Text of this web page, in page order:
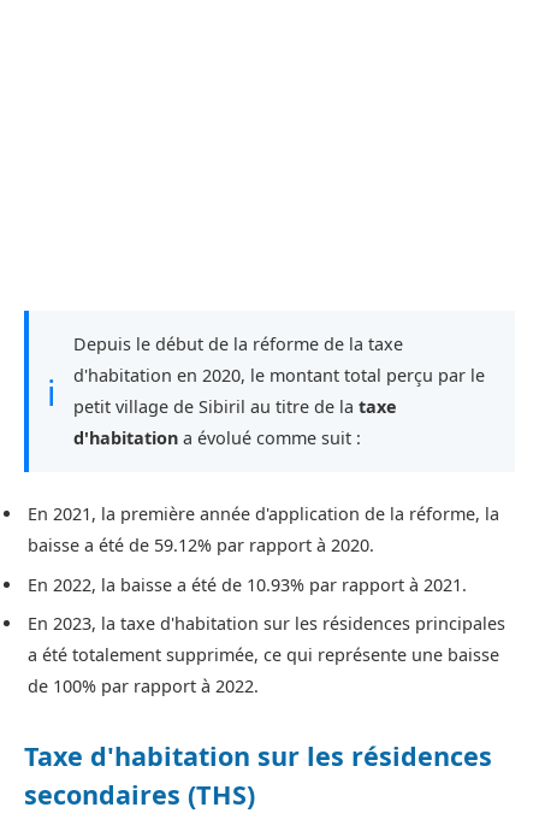
ℹ
Depuis le début de la réforme de la taxe
d'habitation en 2020, le montant total perçu par le
petit village de Sibiril au titre de la taxe
d'habitation a évolué comme suit :
En 2021, la première année d'application de la réforme, la
baisse a été de 59.12% par rapport à 2020.
En 2022, la baisse a été de 10.93% par rapport à 2021.
En 2023, la taxe d'habitation sur les résidences principales
a été totalement supprimée, ce qui représente une baisse
de 100% par rapport à 2022.
Taxe d'habitation sur les résidences
secondaires (THS)